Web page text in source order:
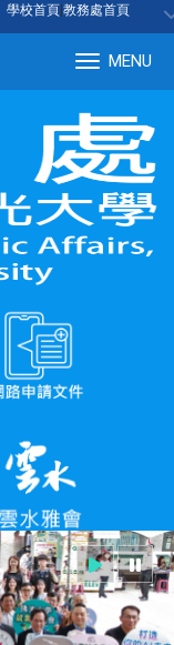
學校首頁 教務處首頁
MENU